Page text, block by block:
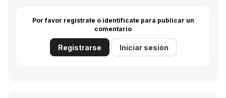
Por favor regístrate o identifícate para publicar un
comentario
Registrarse Iniciar sesión